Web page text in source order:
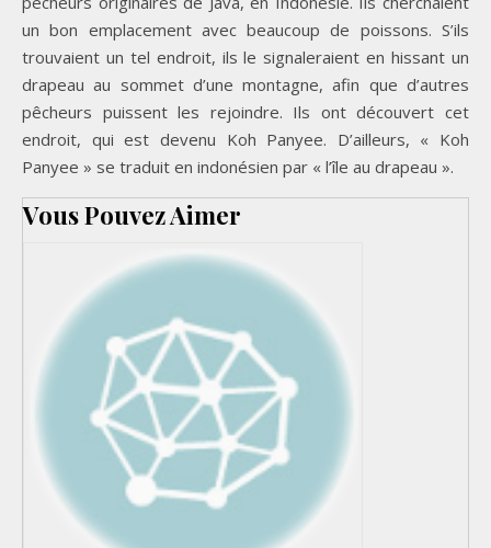
un bon emplacement avec beaucoup de poissons. S’ils
trouvaient un tel endroit, ils le signaleraient en hissant un
drapeau au sommet d’une montagne, afin que d’autres
pêcheurs puissent les rejoindre. Ils ont découvert cet
endroit, qui est devenu Koh Panyee. D’ailleurs, « Koh
Panyee » se traduit en indonésien par « l’île au drapeau ».
Vous Pouvez Aimer